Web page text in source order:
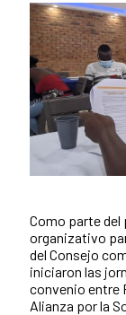
News content
Como parte
organizativo
del Consejo
iniciaron las
convenio entre
Alianza por la